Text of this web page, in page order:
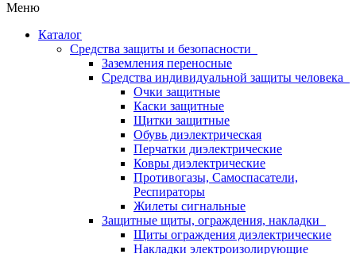
Меню
Каталог
Средства защиты и безопасности
Заземления переносные
Средства индивидуальной защиты человека
Очки защитные
Каски защитные
Щитки защитные
Обувь диэлектрическая
Перчатки диэлектрические
Ковры диэлектрические
Противогазы, Самоспасатели,
Респираторы
Жилеты сигнальные
Защитные щиты, ограждения, накладки
Щиты ограждения диэлектрические
Накладки электроизолирующие